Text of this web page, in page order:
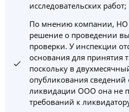
исследовательских работ;
По мнению компании, НО
решение о проведении
проверки. У инспекции
основания для принятия
поскольку в
опубликования
ликвидации ООО она не
требований к